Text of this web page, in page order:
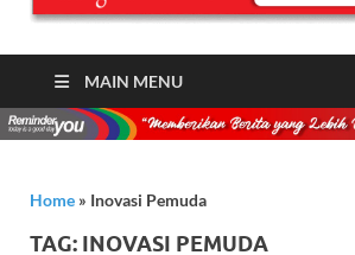
MAIN MENU
Home » Inovasi Pemuda
TAG: INOVASI PEMUDA